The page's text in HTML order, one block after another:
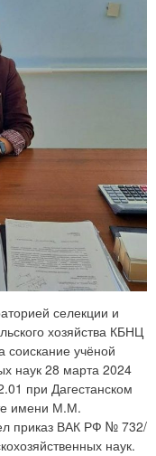
селекции и
хозяйства КБНЦ
учёной
наук 28 марта 2024
при Дагестанском
имени М.М.
приказ ВАК РФ № 732/
наук.